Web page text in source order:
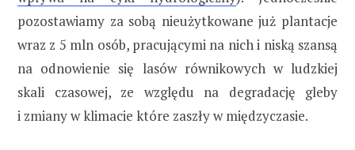
pozostawiamy za sobą nieużytkowane już plantacje
wraz z 5 mln osób, pracującymi na nich i niską szansą
na odnowienie się lasów równikowych w ludzkiej
skali czasowej, ze względu na degradację gleby
i zmiany w klimacie które zaszły w międzyczasie.